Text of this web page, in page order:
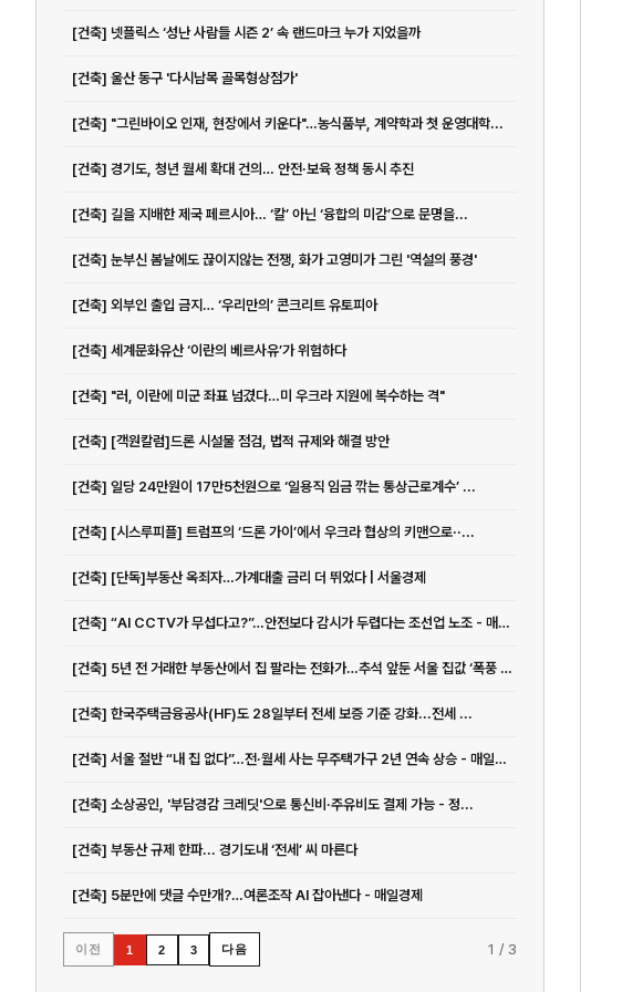
[건축] 넷플릭스 ‘성난 사람들 시즌 2’ 속 랜드마크 누가 지었을까
[건축] 울산 동구 '다시남목 골목형상점가'
[건축] "그린바이오 인재, 현장에서 키운다"…농식품부, 계약학과 첫 운영대학...
[건축] 경기도, 청년 월세 확대 건의… 안전·보육 정책 동시 추진
[건축] 길을 지배한 제국 페르시아… ‘칼’ 아닌 ‘융합의 미감’으로 문명을...
[건축] 눈부신 봄날에도 끊이지않는 전쟁, 화가 고영미가 그린 '역설의 풍경'
[건축] 외부인 출입 금지… ‘우리만의’ 콘크리트 유토피아
[건축] 세계문화유산 ‘이란의 베르사유’가 위험하다
[건축] "러, 이란에 미군 좌표 넘겼다…미 우크라 지원에 복수하는 격"
[건축] [객원칼럼]드론 시설물 점검, 법적 규제와 해결 방안
[건축] 일당 24만원이 17만5천원으로 ‘일용직 임금 깎는 통상근로계수’ ...
[건축] [시스루피플] 트럼프의 ‘드론 가이’에서 우크라 협상의 키맨으로··...
[건축] [단독]부동산 옥죄자…가계대출 금리 더 뛰었다 | 서울경제
[건축] “AI CCTV가 무섭다고?”…안전보다 감시가 두렵다는 조선업 노조 - 매일경제
[건축] 5년 전 거래한 부동산에서 집 팔라는 전화가…추석 앞둔 서울 집값 ‘폭풍 전야’
[건축] 한국주택금융공사(HF)도 28일부터 전세 보증 기준 강화...전세 ...
[건축] 서울 절반 “내 집 없다”…전·월세 사는 무주택가구 2년 연속 상승 - 매일경제
[건축] 소상공인, '부담경감 크레딧'으로 통신비·주유비도 결제 가능 - 정...
[건축] 부동산 규제 한파... 경기도내 ‘전세’ 씨 마른다
[건축] 5분만에 댓글 수만개?…여론조작 AI 잡아낸다 - 매일경제
이전 1 2 3 다음 1 / 3